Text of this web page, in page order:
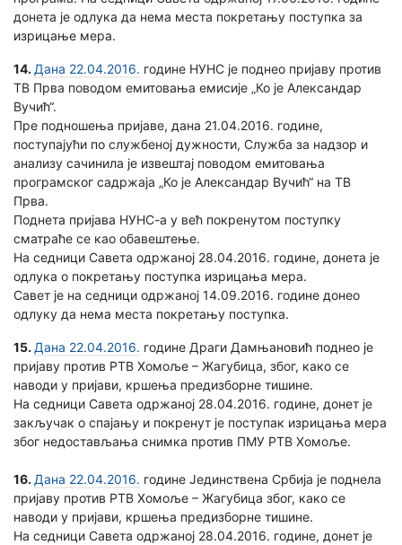
донета је одлука да нема места покретању поступка за
изрицање мера.
14. Дана 22.04.2016. године НУНС је поднео пријаву против
ТВ Прва поводом емитовања емисије „Ко је Александар
Вучић“.
Пре подношења пријаве, дана 21.04.2016. године,
поступајући по службеној дужности, Служба за надзор и
анализу сачинила је извештај поводом емитовања
програмског садржаја „Ко је Александар Вучић“ на ТВ
Прва.
Поднета пријава НУНС-а у већ покренутом поступку
сматраће се као обавештење.
На седници Савета одржаној 28.04.2016. године, донета је
одлука о покретању поступка изрицања мера.
Савет је на седници одржаној 14.09.2016. године донео
одлуку да нема места покретању поступка.
15. Дана 22.04.2016. године Драги Дамњановић поднео је
пријаву против РТВ Хомоље – Жагубица, због, како се
наводи у пријави, кршења предизборне тишине.
На седници Савета одржаној 28.04.2016. године, донет је
закључак о спајању и покренут је поступак изрицања мера
због недостављања снимка против ПМУ РТВ Хомоље.
16. Дана 22.04.2016. године Јединствена Србија је поднела
пријаву против РТВ Хомоље – Жагубица због, како се
наводи у пријави, кршења предизборне тишине.
На седници Савета одржаној 28.04.2016. године, донет је